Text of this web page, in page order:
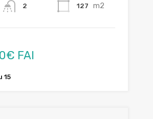
2 127 m2
FAI
15